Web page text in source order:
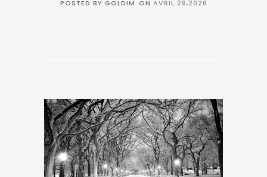
POSTED BY GOLDIM ON AVRIL 29,2026